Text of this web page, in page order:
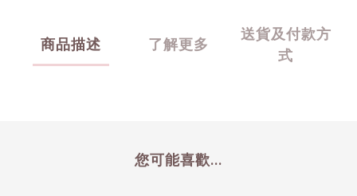
商品描述 了解更多
送貨及付款方
式
您可能喜歡...